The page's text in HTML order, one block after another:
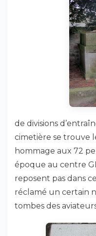
de divisions
cimetière se trouve
hommage aux 72
époque au centre
reposent pas dans
réclamé un certain
tombes des